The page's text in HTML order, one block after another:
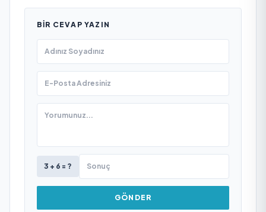
BIR CEVAP YAZIN
3 + 6 = ?
GÖNDER